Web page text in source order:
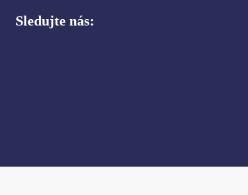
Sledujte nás: